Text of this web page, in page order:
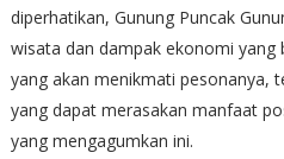
diperhatikan, Gunung Puncak
wisata dan dampak ekonomi yang
yang akan menikmati pesonanya,
yang dapat merasakan manfaat
yang mengagumkan ini.